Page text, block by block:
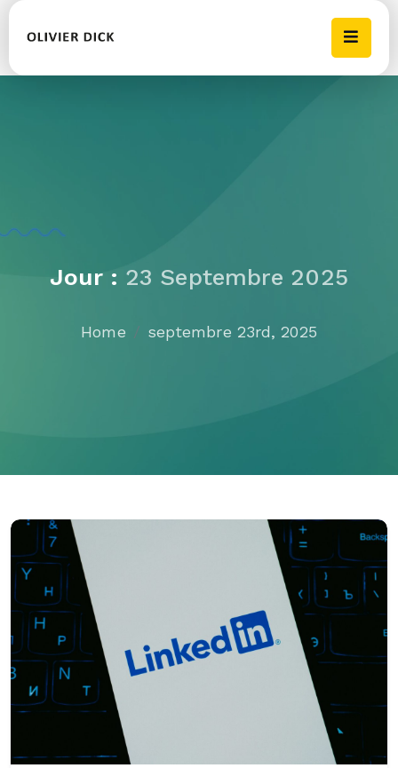
Jour : 23 Septembre 2025
Home septembre 23rd, 2025